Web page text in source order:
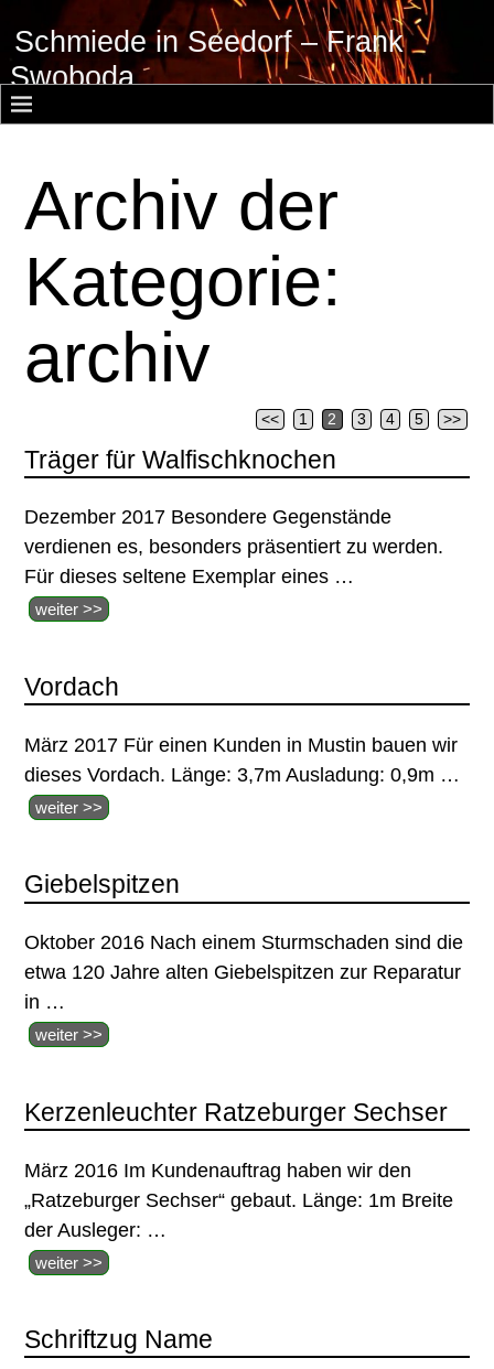
Schmiede in Seedorf – Frank
Swoboda
Archiv der
Kategorie:
archiv
Artikelnavigation
<< 1 2 3 4 5 >>
Träger für Walfischknochen
Dezember 2017 Besondere Gegenstände
verdienen es, besonders präsentiert zu werden.
Für dieses seltene Exemplar eines …
weiter >>
Vordach
März 2017 Für einen Kunden in Mustin bauen wir
dieses Vordach. Länge: 3,7m Ausladung: 0,9m …
weiter >>
Giebelspitzen
Oktober 2016 Nach einem Sturmschaden sind die
etwa 120 Jahre alten Giebelspitzen zur Reparatur
in …
weiter >>
Kerzenleuchter Ratzeburger Sechser
März 2016 Im Kundenauftrag haben wir den
„Ratzeburger Sechser“ gebaut. Länge: 1m Breite
der Ausleger: …
weiter >>
Schriftzug Name